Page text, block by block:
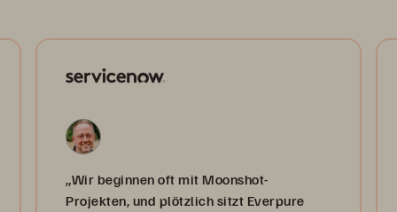
„Wir beginnen oft mit Moonshot-
Projekten, und plötzlich sitzt Everpure